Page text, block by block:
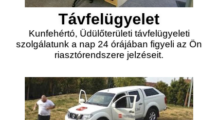
Távfelügyelet
Kunfehértó, Üdülőterületi távfelügyeleti
szolgálatunk a nap 24 órájában figyeli az Ön
riasztórendszere jelzéseit.